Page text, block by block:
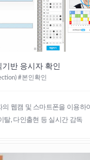
반 응시자 확인
#본인확인
의 웹캠 및 스마트폰을 이용하
탈, 다인출현 등 실시간 감독